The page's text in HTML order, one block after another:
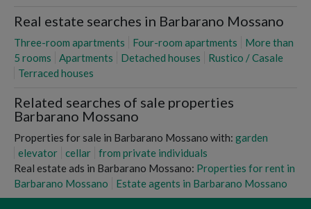
Real estate searches in Barbarano Mossano
Three-room apartments Four-room apartments
More than
5 rooms
Apartments Detached houses
Rustico / Casale
Terraced houses
Related searches of sale properties
Barbarano Mossano
Properties for sale in Barbarano Mossano with: garden
elevator
cellar
from private individuals
Real estate ads in Barbarano Mossano: Properties for rent in
Barbarano Mossano
Estate agents in Barbarano Mossano